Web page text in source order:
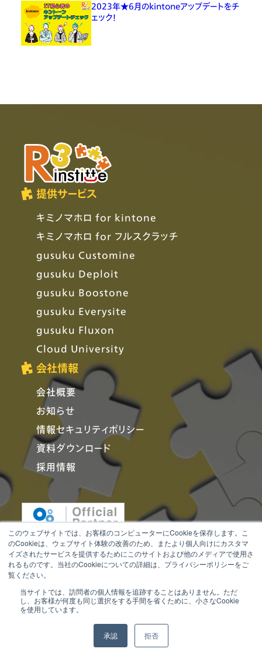
このウェブサイトでは、お客様のコンピューターにCookieを保存します。こ
のCookieは、ウェブサイト体験の改善のため、またより個人向けにカスタマ
イズされたサービスを提供するためにこのサイトおよび他のメディアで使用さ
れるものです。当社のCookieについての詳細は、プライバシーポリシーをご
覧ください。
当サイトでは、訪問者の個人情報を追跡することはありません。ただ
し、お客様が何度も同じ選択をする手間を省くために、小さなCookie
を使用しています。
承認 拒否
2023年★6月のkintoneアップデートをチ
ェック！
提供サービス
キミノマホロ for kintone
キミノマホロ for フルスクラッチ
gusuku Customine
gusuku Deploit
gusuku Boostone
gusuku Everysite
gusuku Fluxon
Cloud University
会社情報
会社概要
お知らせ
情報セキュリティポリシー
資料ダウンロード
採用情報